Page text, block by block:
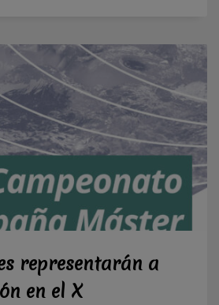
representarán a
en el X